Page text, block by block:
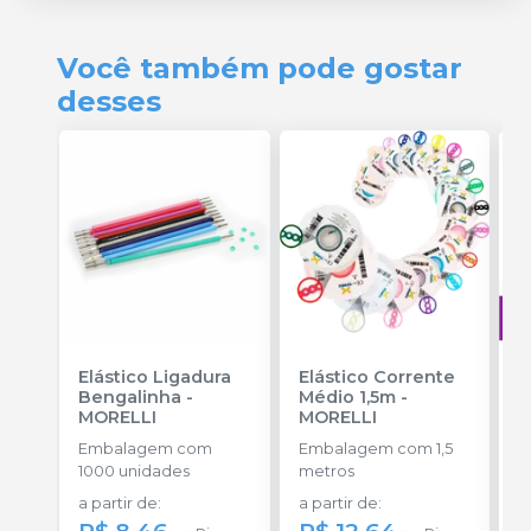
Você também pode gostar
desses
Elástico Ligadura
Bengalinha -
MORELLI
Embalagem com
1000 unidades
a partir de:
Elástico Corrente
Médio 1,5m-
MORELLI
Embalagem com 1,5
metros
a partir de: